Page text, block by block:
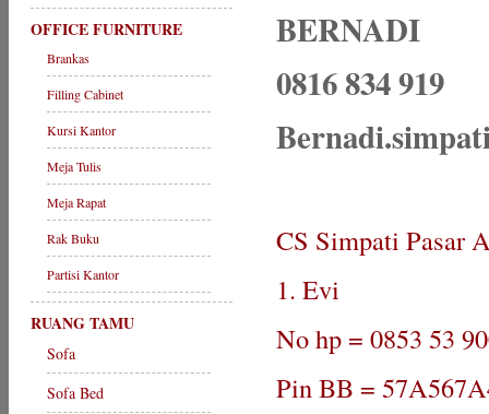
OFFICE FURNITURE
Brankas
Filling Cabinet
Kursi Kantor
Meja Tulis
Meja Rapat
Rak Buku
Partisi Kantor
RUANG TAMU
Sofa
Sofa Bed
BERNADI
0816 834 919
CS Simpati Pasar
1. Evi
No hp = 0853 53
Pin BB =